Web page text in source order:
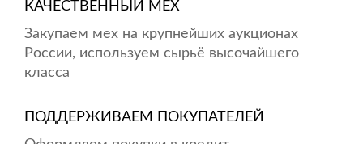
КАЧЕСТВЕННЫЙ МЕХ
Закупаем мех на крупнейших аукционах
России, используем сырьё высочайшего
класса
ПОДДЕРЖИВАЕМ ПОКУПАТЕЛЕЙ